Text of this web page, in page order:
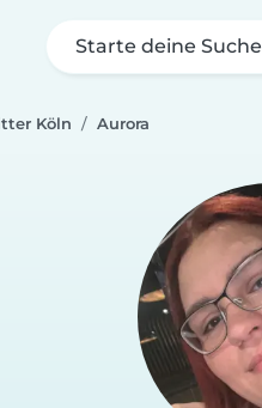
Starte deine Suche
Köln Aurora